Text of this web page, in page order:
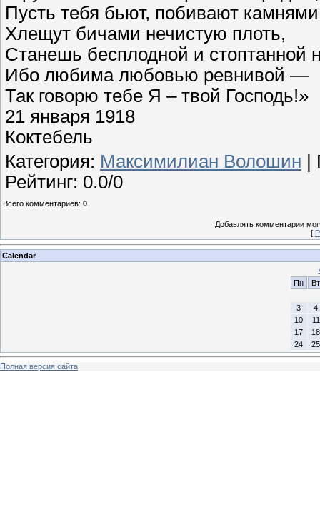
Пусть тебя бьют, побивают
Хлещут бичами нечистую плоть,
Станешь бесплодной и стоптанной
Ибо любима любовью ревнивой —
Так говорю тебе Я – твой Господь!»
21 января 1918
Коктебель
Категория: Максимилиан Волошин
Рейтинг: 0.0/0
Всего комментариев: 0
Добавлять комментарии
[
Calendar
Пн
Вт
3
4
10
11
17
18
24
25
Полная версия сайта